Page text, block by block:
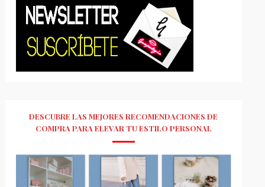
DESCUBRE LAS MEJORES RECOMENDACIONES DE
COMPRA PARA ELEVAR TU ESTILO PERSONAL